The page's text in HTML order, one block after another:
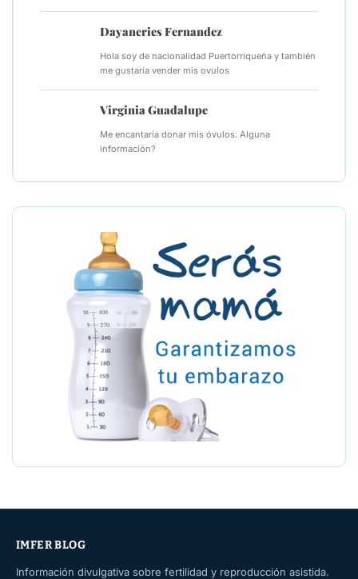
Dayaneries Fernandez
Hola soy de nacionalidad Puertorriqueña y también
me gustaría vender mis ovulos
Virginia Guadalupe
Me encantaría donar mis óvulos. Alguna
información?
IMFER BLOG
Información divulgativa sobre fertilidad y reproducción asistida.